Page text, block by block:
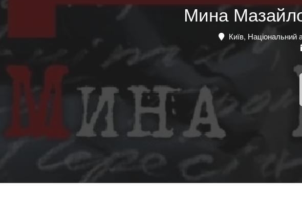
Мина
Київ, Національний